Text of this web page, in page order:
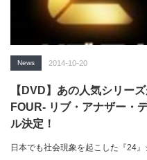
News 2014-10-20
【DVD】あの人気シリー
FOUR- リブ・アナザー・
ル決定！
日本でも社会現象を起こした『24